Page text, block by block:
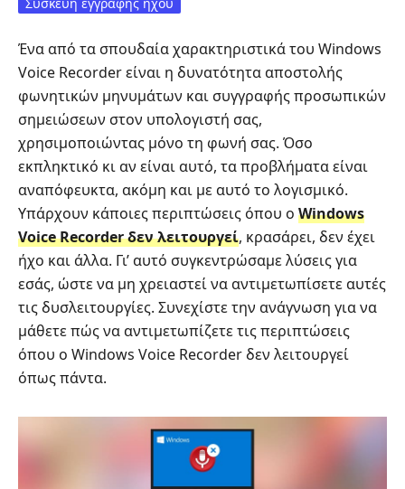
Ένα από τα σπουδαία χαρακτηριστικά του Windows
Voice Recorder είναι η δυνατότητα αποστολής
φωνητικών μηνυμάτων και συγγραφής προσωπικών
σημειώσεων στον υπολογιστή σας,
χρησιμοποιώντας μόνο τη φωνή σας. Όσο
εκπληκτικό κι αν είναι αυτό, τα προβλήματα είναι
αναπόφευκτα, ακόμη και με αυτό το λογισμικό.
Υπάρχουν κάποιες περιπτώσεις όπου ο Windows
Voice Recorder δεν λειτουργεί, κρασάρει, δεν έχει
ήχο και άλλα. Γι’ αυτό συγκεντρώσαμε λύσεις για
εσάς, ώστε να μη χρειαστεί να αντιμετωπίσετε αυτές
τις δυσλειτουργίες. Συνεχίστε την ανάγνωση για να
μάθετε πώς να αντιμετωπίζετε τις περιπτώσεις
όπου ο Windows Voice Recorder δεν λειτουργεί
όπως πάντα.